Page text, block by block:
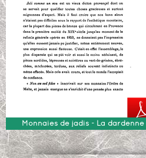
Monnaies de jadis - La dardenne